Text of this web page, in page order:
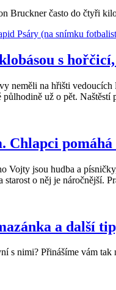
Bruckner často do čtyři
s
neměli na hřišti
už o pět.
Chlapci
jsou hudba a
o něj je
a další
s nimi? Přinášíme vám